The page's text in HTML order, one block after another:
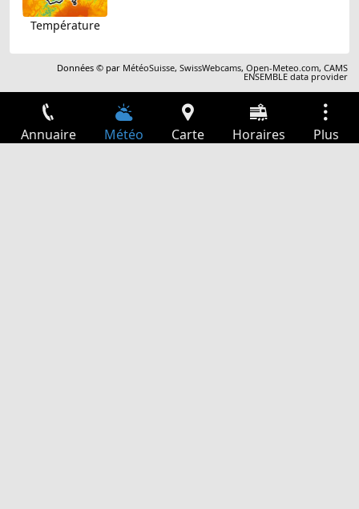
Température
Données © par MétéoSuisse,SwissWebcams,Open-Meteo.com,CAMS
ENSEMBLE data provider
Annuaire Météo Carte Horaires Plus